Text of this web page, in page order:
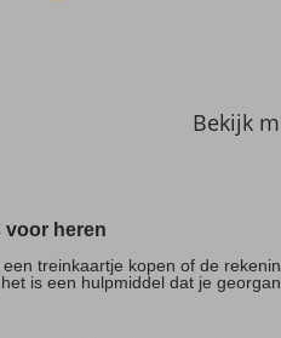
Bekijk
voor heren
treinkaartje kopen of de
is een hulpmiddel dat je